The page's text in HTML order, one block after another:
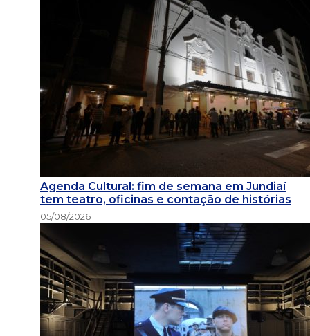
Agenda Cultural: fim de semana em Jundiaí
tem teatro, oficinas e contação de histórias
05/08/2026